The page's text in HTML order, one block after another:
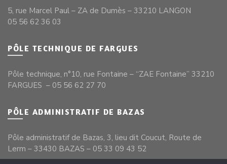
5, rue Marcel Paul – ZA de Dumès – 33210 LANGON
05 56 62 36 03
PÔLE TECHNIQUE DE FARGUES
Pôle technique, n°10, rue Fontaine – “ZAE Fontaine” 33210
FARGUES – 05 56 62 27 70
PÔLE ADMINISTRATIF DE BAZAS
Pôle administratif de Bazas, 3, lieu dit Coucut, Route de
Lerm – 33430 BAZAS – 05 33 09 43 52